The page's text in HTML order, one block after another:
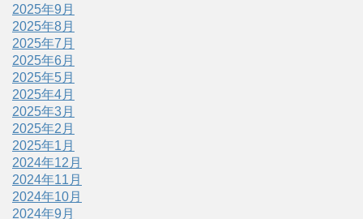
2025年9月
2025年8月
2025年7月
2025年6月
2025年5月
2025年4月
2025年3月
2025年2月
2025年1月
2024年12月
2024年11月
2024年10月
2024年9月